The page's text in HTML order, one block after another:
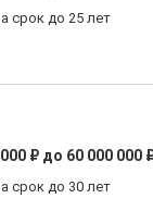
срок до 25 лет
₽ до 60 000 000
срок до 30 лет